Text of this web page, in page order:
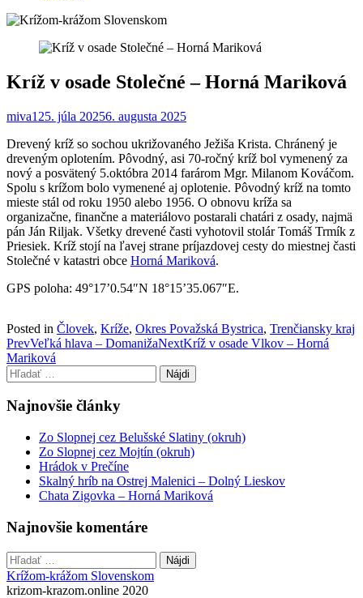
Kríž v osade Stolečné – Horná Mariková
miva1 25. júla 20256. augusta 2025
Drevený kríž so sochou ukrižovaného Ježiša Krista. Chránený je
dreveným oplotením. Pôvodný, asi 70-ročný kríž bol vymenený za
nový a posvätený 5.októbra 2014 farárom Mgr. Milanom Kováčom.
Spolu s krížom bolo vymenené aj oplotenie. Pôvodný kríž na tomto
mieste stál od roku 1950 alebo 1956. O obnovu kríža sa
organizačne, finančne a materiálovo postarali chatári z osady, najmä
pán Ján Riljak. Všetky drevené časti vyhotovil stolár Tomáš Trmík z
Priesiek. Kríž stojí na ľavej strane príjazdovej cesty do miestnej časti
Stolečné v katastri obce Horná Mariková.
GPS poloha: 49°17’0.54″N 18°15’35.067″E.
Posted in Človek, Kríže, Okres Považská Bystrica, Trenčiansky kraj
Post
navigation
PrevVeľká hlava – DomanižaNextKríž v osade Vlkov – Horná
Mariková
Hľadať:
Najnovšie články
Zo Slopnej cez Belušské Slatiny (okruh)
Zo Slopnej cez Mojtín (okruh)
Hrádok v Prečíne
Skalný hríb na Ostrej Malenici – Dolný Lieskov
Chata Zigovka – Horná Mariková
Najnovšie komentáre
Hľadať:
Krížom-krážom Slovenskom
krizom-krazom.online 2020